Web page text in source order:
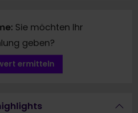
Sie möchten Ihr
geben?
ermitteln